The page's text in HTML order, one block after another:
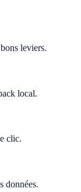
leviers.
local.
clic.
données.